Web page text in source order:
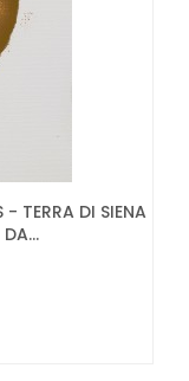
TERRA DI SIENA